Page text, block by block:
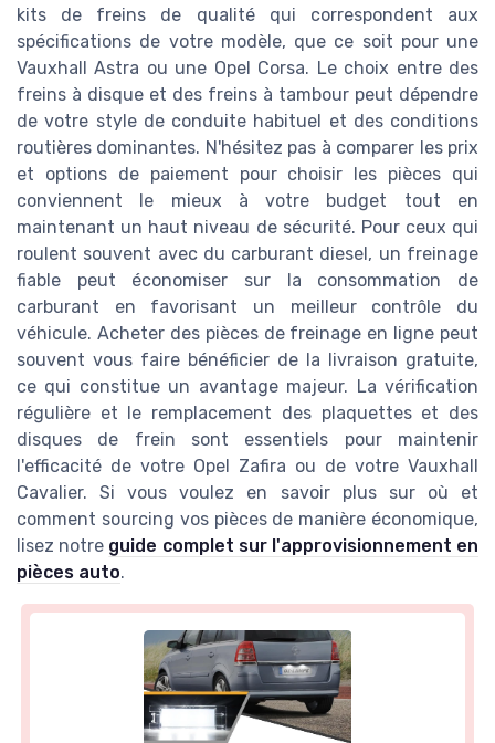
kits de freins de qualité qui correspondent aux
spécifications de votre modèle, que ce soit pour une
Vauxhall Astra ou une Opel Corsa. Le choix entre des
freins à disque et des freins à tambour peut dépendre
de votre style de conduite habituel et des conditions
routières dominantes. N'hésitez pas à comparer les prix
et options de paiement pour choisir les pièces qui
conviennent le mieux à votre budget tout en
maintenant un haut niveau de sécurité. Pour ceux qui
roulent souvent avec du carburant diesel, un freinage
fiable peut économiser sur la consommation de
carburant en favorisant un meilleur contrôle du
véhicule. Acheter des pièces de freinage en ligne peut
souvent vous faire bénéficier de la livraison gratuite,
ce qui constitue un avantage majeur. La vérification
régulière et le remplacement des plaquettes et des
disques de frein sont essentiels pour maintenir
l'efficacité de votre Opel Zafira ou de votre Vauxhall
Cavalier. Si vous voulez en savoir plus sur où et
comment sourcing vos pièces de manière économique,
lisez notre guide complet sur l'approvisionnement en
pièces auto.